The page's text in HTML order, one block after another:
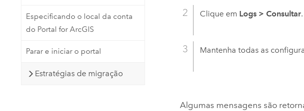
Especificando o local da conta
do Portal for ArcGIS
Parar e iniciar o portal
Estratégias de migração
Clique em Logs > Consultar.
Mantenha todas as
Algumas mensagens são